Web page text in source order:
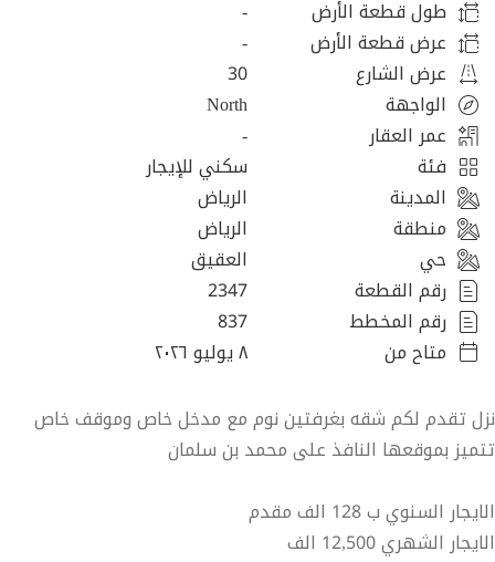
طول قطعة الأرض
-
عرض قطعة الأرض
-
عرض الشارع
30
الواجهة
North
عمر العقار
-
فئة
سكني للإيجار
المدينة
الرياض
منطقة
الرياض
حي
العقيق
رقم القطعة
2347
رقم المخطط
837
متاح من
٨ يوليو ٢٠٢٦
نزل تقدم لكم شقه بغرفتين نوم مع مدخل خاص وموقف خاص
تتميز بموقعها النافذ على محمد بن سلمان
الايجار السنوي ب 128 الف مقدم
الايجار الشهري 12,500 الف